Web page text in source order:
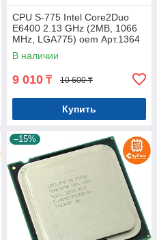
CPU S-775 Intel Core2Duo
E6400 2.13 GHz (2MB, 1066
MHz, LGA775) oem Арт.1364
В наличии
9 010 ₸ 10 600 ₸
Купить
–15%